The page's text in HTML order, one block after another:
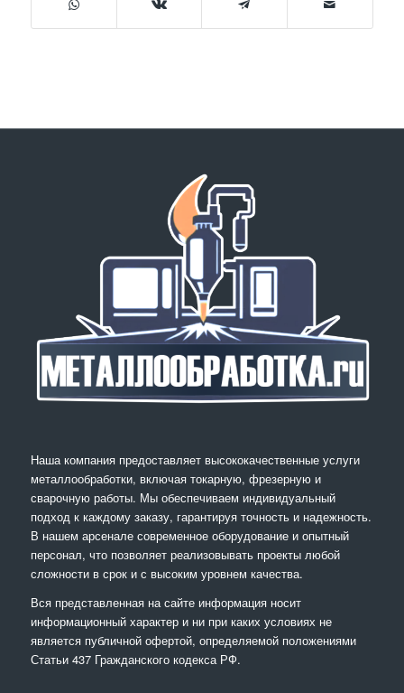
Наша компания предоставляет высококачественные услуги
металлообработки, включая токарную, фрезерную и
сварочную работы. Мы обеспечиваем индивидуальный
подход к каждому заказу, гарантируя точность и надежность.
В нашем арсенале современное оборудование и опытный
персонал, что позволяет реализовывать проекты любой
сложности в срок и с высоким уровнем качества.
Вся представленная на сайте информация носит
информационный характер и ни при каких условиях не
является публичной офертой, определяемой положениями
Статьи 437 Гражданского кодекса РФ.